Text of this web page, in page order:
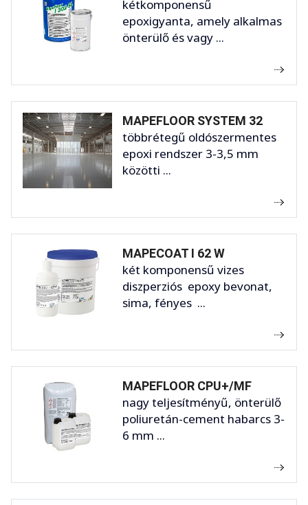
kétkomponensű
epoxigyanta, amely alkalmas
önterülő és vagy ...
MAPEFLOOR SYSTEM 32
többrétegű oldószermentes
epoxi rendszer 3-3,5 mm
közötti ...
MAPECOAT I 62 W
két komponensű vizes
diszperziós epoxy bevonat,
sima, fényes ...
MAPEFLOOR CPU+/MF
nagy teljesítményű, önterülő
poliuretán-cement habarcs 3-
6 mm ...